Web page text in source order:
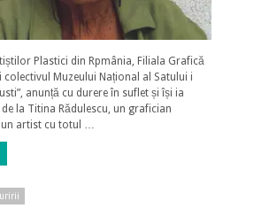
Plastici din Rpmânia, Filiala Grafică
colectivul Muzeului Național al Satului i
anunță cu durere în suflet și își ia
la Titina Rădulescu, un grafician
artist cu totul …